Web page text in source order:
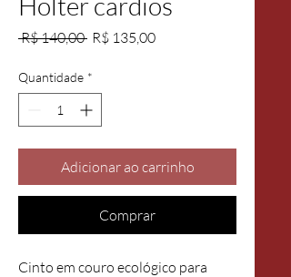
R$ 140,00 Preço
R$ 135,00Preço
Quantidade *
Adicionar ao carrinho
Comprar
Cinto em couro ecológico para